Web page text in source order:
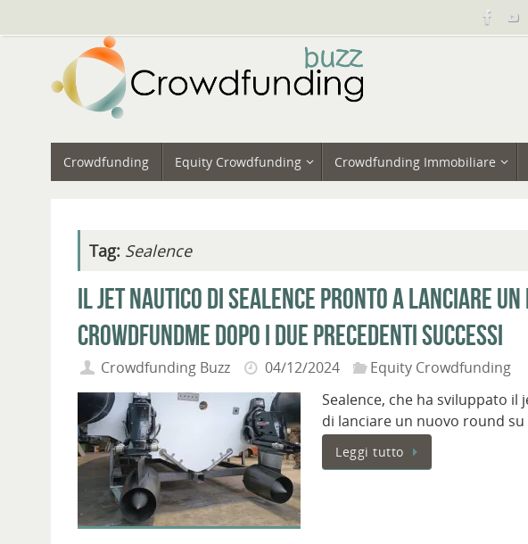
al
contenuto
Crowdfunding Equity Crowdfunding Crowdfunding Immobiliare
Tag: Sealence
Il jet nautico di Sealence pronto a lanciare un
Crowdfundme dopo i due precedenti successi
Crowdfunding Buzz 04/12/2024
Equity Crowdfunding
Sealence, che ha sviluppato il
di lanciare un nuovo round
Leggi tutto